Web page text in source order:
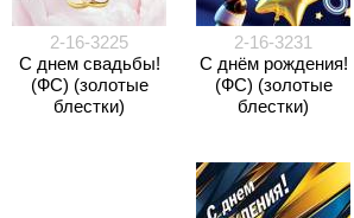
2-16-3225
С днем свадьбы!
(ФС) (золотые
блестки)
2-16-3231
С днём рождения!
(ФС) (золотые
блестки)